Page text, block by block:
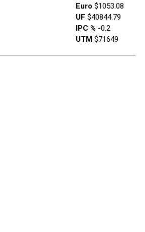
Euro $1053.08
UF $40844.79
IPC % -0.2
UTM$71649